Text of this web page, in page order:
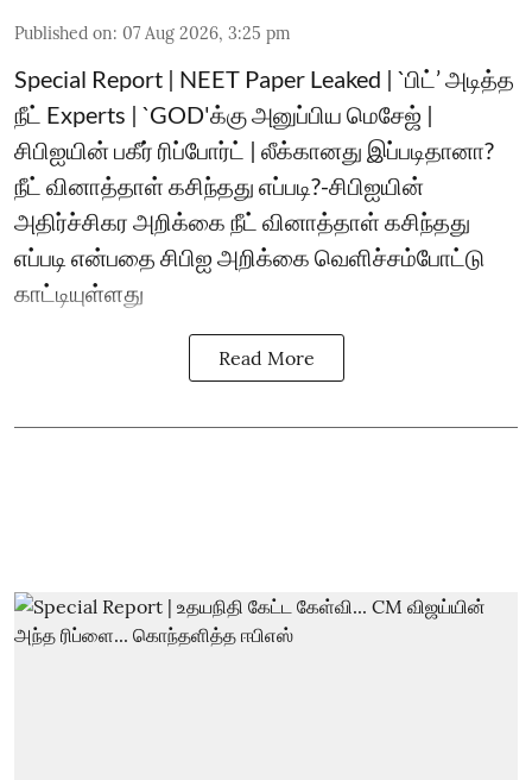
Published on: 07 Aug 2026, 3:25 pm
Special Report | NEET Paper Leaked | `பிட்’ அடித்த
நீட் Experts | `GOD'க்கு அனுப்பிய மெசேஜ் |
சிபிஐயின் பகீர் ரிப்போர்ட் | லீக்கானது இப்படிதானா?
நீட் வினாத்தாள் கசிந்தது எப்படி?-சிபிஐயின்
அதிர்ச்சிகர அறிக்கை நீட் வினாத்தாள் கசிந்தது
எப்படி என்பதை சிபிஐ அறிக்கை வெளிச்சம்போட்டு
காட்டியுள்ளது
Read More